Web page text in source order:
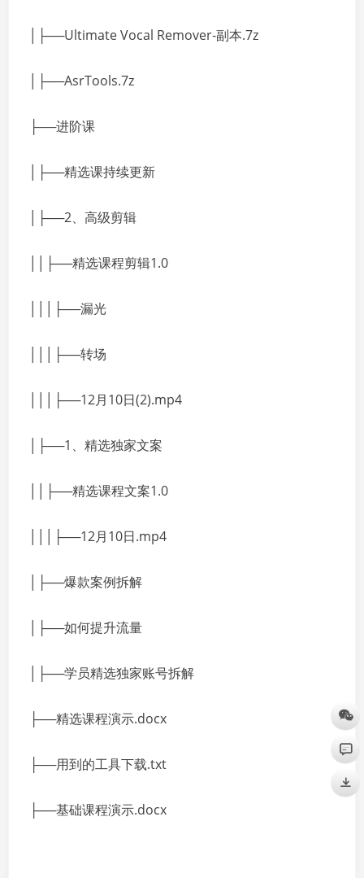
│├──Ultimate Vocal Remover-副本.7z
│├──AsrTools.7z
├──进阶课
│├──精选课持续更新
│├──2、高级剪辑
││├──精选课程剪辑1.0
│││├──漏光
│││├──转场
│││├──12月10日(2).mp4
│├──1、精选独家文案
││├──精选课程文案1.0
│││├──12月10日.mp4
│├──爆款案例拆解
│├──如何提升流量
│├──学员精选独家账号拆解
├──精选课程演示.docx
├──用到的工具下载.txt
├──基础课程演示.docx